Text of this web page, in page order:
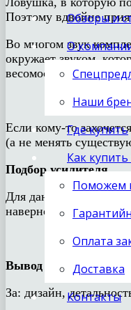
Обзоры и
О
Наши
Где купить
Как
Поможем
Оплата
Доставка
Контакты
Поэтому вдвойне
Во многом звук
окружает звуком,
весомости, не
Если кому-то
(а не менять
Подбор усилителя
Для данного
наверное лучше
Вывод
За: дизайн,